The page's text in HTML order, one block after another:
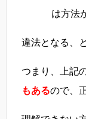
は方法
違法となる、
つまり、上記
もあるので、